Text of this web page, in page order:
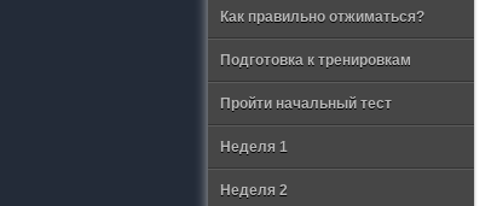
Как правильно отжиматься?
Подготовка к тренировкам
Пройти начальный тест
Неделя 1
Неделя 2